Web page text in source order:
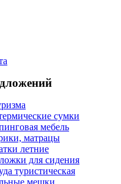
сумки
мебель
матрацы
летние
для сидения
туристическая
мешки